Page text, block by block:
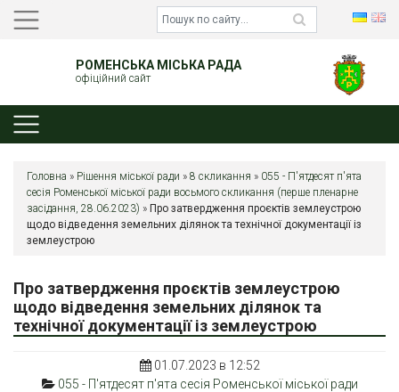
РОМЕНСЬКА МІСЬКА РАДА
офіційний сайт
Головна » Рішення міської ради » 8 скликання » 055 - П'ятдесят п'ята
сесія Роменської міської ради восьмого скликання (перше пленарне
засідання, 28.06.2023) » Про затвердження проєктів землеустрою
щодо відведення земельних ділянок та технічної документації із
землеустрою
Про затвердження проєктів землеустрою
щодо відведення земельних ділянок та
технічної документації із землеустрою
01.07.2023 в 12:52
055 - П'ятдесят п'ята сесія Роменської міської ради